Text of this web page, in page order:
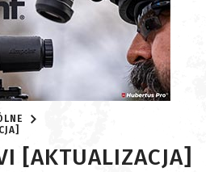
[AKTUALIZACJA]